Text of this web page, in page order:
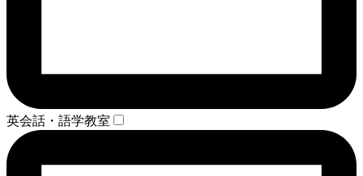
英会話・語学教室